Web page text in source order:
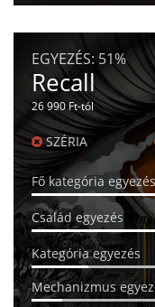
EGYEZÉS: 51%
Recall
26 990 Ft-tól
SZÉRIA
Fő kategória egyezés
Család egyezés
Kategória egyezés
Mechanizmus